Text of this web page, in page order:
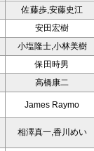
佐藤歩,安藤史江
安田宏樹
小塩隆士,小林美樹
保田時男
高橋康二
James Raymo
相澤真一,香川めい